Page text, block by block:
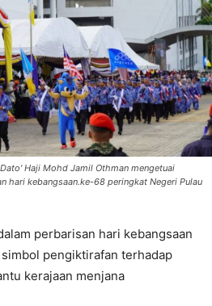
Haji Mohd Jamil Othman mengetuai
hari kebangsaan.ke-68 peringkat Negeri Pulau
perbarisan hari kebangsaan
pengiktirafan terhadap
kerajaan menjana